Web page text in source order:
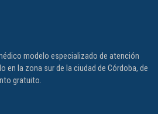
modelo especializado de atención
en la zona sur de la ciudad de Córdoba, de
gratuito.